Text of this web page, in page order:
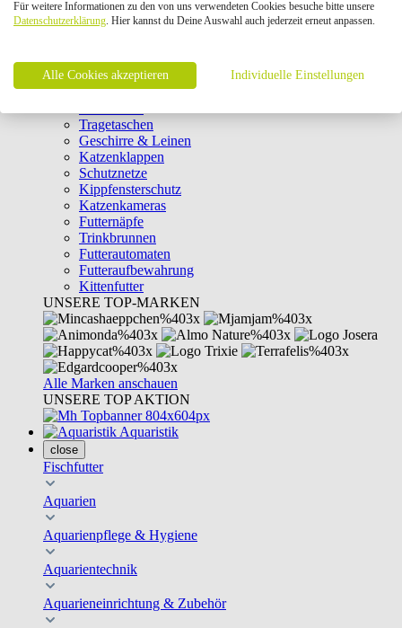
Intelligenzspielzeug
Laserpointer & Elektrospielzeug
Clicker & Target Sticks für Katzen
Weiteres Katzenspielzeug
Transportboxen
Tragetaschen
Geschirre & Leinen
Katzenklappen
Schutznetze
Kippfensterschutz
Katzenkameras
Futternäpfe
Trinkbrunnen
Futterautomaten
Futteraufbewahrung
Kittenfutter
UNSERE TOP-MARKEN
Alle Marken anschauen
UNSERE TOP AKTION
Aquaristik
close
Fischfutter
Aquarien
Aquarienpflege & Hygiene
Aquarientechnik
Aquarieneinrichtung & Zubehör
Für weitere Informationen zu den von uns verwendeten Cookies besuche bitte unsere
Datenschutzerklärung. Hier kannst du Deine Auswahl auch jederzeit erneut anpassen.
Alle Cookies akzeptieren Individuelle Einstellungen